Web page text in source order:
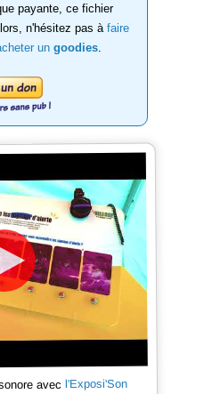
payante, ce fichier
n'hésitez pas à faire
un goodies
avecl'Exposi'Son